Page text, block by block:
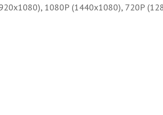
1080P (1440x1080), 720P